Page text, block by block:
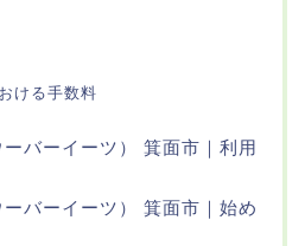
ける手数料
バーイーツ） 箕面市｜利用
バーイーツ） 箕面市｜始め